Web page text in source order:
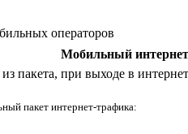
операторов
Мобильный интернет
пакета, при выходе в
пакет интернет-трафика: